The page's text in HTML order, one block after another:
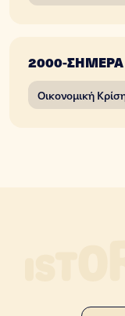
2000-ΣΗΜΕΡΑ
Οικονομική